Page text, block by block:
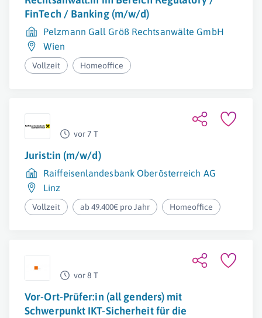
FinTech / Banking (m/w/d)
Pelzmann Gall Größ Rechtsanwälte GmbH
Wien
Vollzeit Homeoffice
vor 7 T
Jurist:in (m/w/d)
Raiffeisenlandesbank Oberösterreich AG
Linz
Vollzeit ab 49.400€ pro Jahr Homeoffice
vor 8 T
Vor-Ort-Prüfer:in (all genders) mit
Schwerpunkt IKT-Sicherheit für die